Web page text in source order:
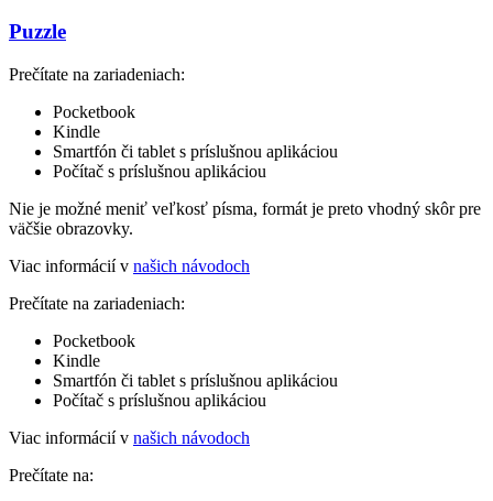
Puzzle
Prečítate na zariadeniach:
Pocketbook
Kindle
Smartfón či tablet s príslušnou aplikáciou
Počítač s príslušnou aplikáciou
Nie je možné meniť veľkosť písma, formát je preto vhodný skôr pre
väčšie obrazovky.
Viac informácií v našich návodoch
Prečítate na zariadeniach:
Pocketbook
Kindle
Smartfón či tablet s príslušnou aplikáciou
Počítač s príslušnou aplikáciou
Viac informácií v našich návodoch
Prečítate na: